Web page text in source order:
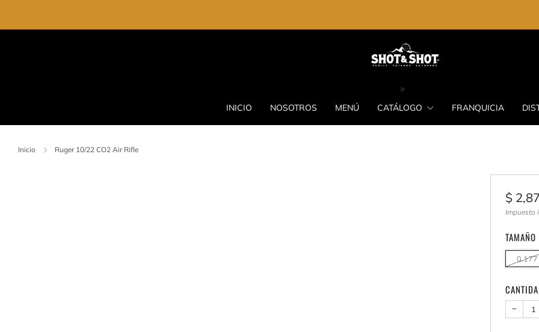
INICIO NOSOTROS MENÚ CATÁLOGO FRANQUICIA
Inicio Ruger 10/22 CO2 Air Rifle
Precio
$
Impuesto
TAMAÑO
0.177
−